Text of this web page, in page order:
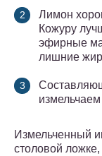
Лимон
Кожуру
эфирные
лишние
Измельченный
столовой